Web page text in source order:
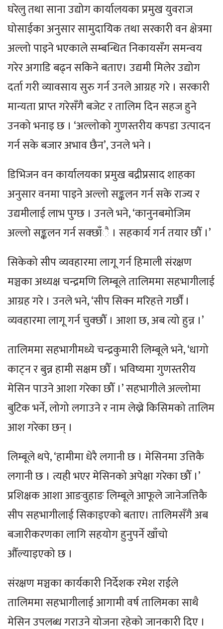
घरेलु तथा साना उद्योग कार्यालयका प्रमुख युवराज
घोसाईका अनुसार सामुदायिक तथा सरकारी वन क्षेत्रमा
अल्लो पाइने भएकाले सम्बन्धित निकायसँग समन्वय
गरेर अगाडि बढ्न सकिने बताए। उद्यमी मिलेर उद्योग
दर्ता गरी व्यावसाय सुरु गर्न उनले आग्रह गरे । सरकारी
मान्यता प्राप्त गरेसँगै बजेट र तालिम दिन सहज हुने
उनको भनाइ छ । ‘अल्लोको गुणस्तरीय कपडा उत्पादन
गर्न सके बजार अभाव छैन’, उनले भने ।
डिभिजन वन कार्यालयका प्रमुख बद्रीप्रसाद शाहका
अनुसार वनमा पाइने अल्लो सङ्कलन गर्न सके राज्य र
उद्यमीलाई लाभ पुग्छ । उनले भने, ‘कानुनबमोजिम
अल्लो सङ्कलन गर्न सक्छाँै । सहकार्य गर्न तयार छौँ ।’
सिकेको सीप व्यवहारमा लागू गर्न हिमाली संरक्षण
मञ्चका अध्यक्ष चन्द्रमणि लिम्बूले तालिममा सहभागीलाई
आग्रह गरे । उनले भने, ‘सीप सिक्न मरिहत्ते गर्छौं ।
व्यवहारमा लागू गर्न चुक्छौँ । आशा छ, अब त्यो हुन्न ।’
तालिममा सहभागीमध्ये चन्द्रकुमारी लिम्बूले भने, ‘धागो
काट्न र बुन्न हामी सक्षम छौँ । भविष्यमा गुणस्तरीय
मेसिन पाउने आशा गरेका छौँ ।’ सहभागीले अल्लोमा
बुटिक भर्ने, लोगो लगाउने र नाम लेख्ने किसिमको तालिम
आश गरेका छन् ।
लिम्बूले थपे, ‘हामीमा धेरै लगानी छ । मेसिनमा उत्तिकै
लगानी छ । त्यही भएर मेसिनको अपेक्षा गरेका छौँ ।’
प्रशिक्षक आशा आङवुहाङ लिम्बूले आफूले जानेजत्तिकै
सीप सहभागीलाई सिकाइएको बताए। तालिमसँगै अब
बजारीकरणका लागि सहयोग हुनुपर्ने खाँचो
औँल्याइएको छ ।
संरक्षण मञ्चका कार्यकारी निर्देशक रमेश राईले
तालिममा सहभागीलाई आगामी वर्ष तालिमका साथै
मेसिन उपलब्ध गराउने योजना रहेको जानकारी दिए ।